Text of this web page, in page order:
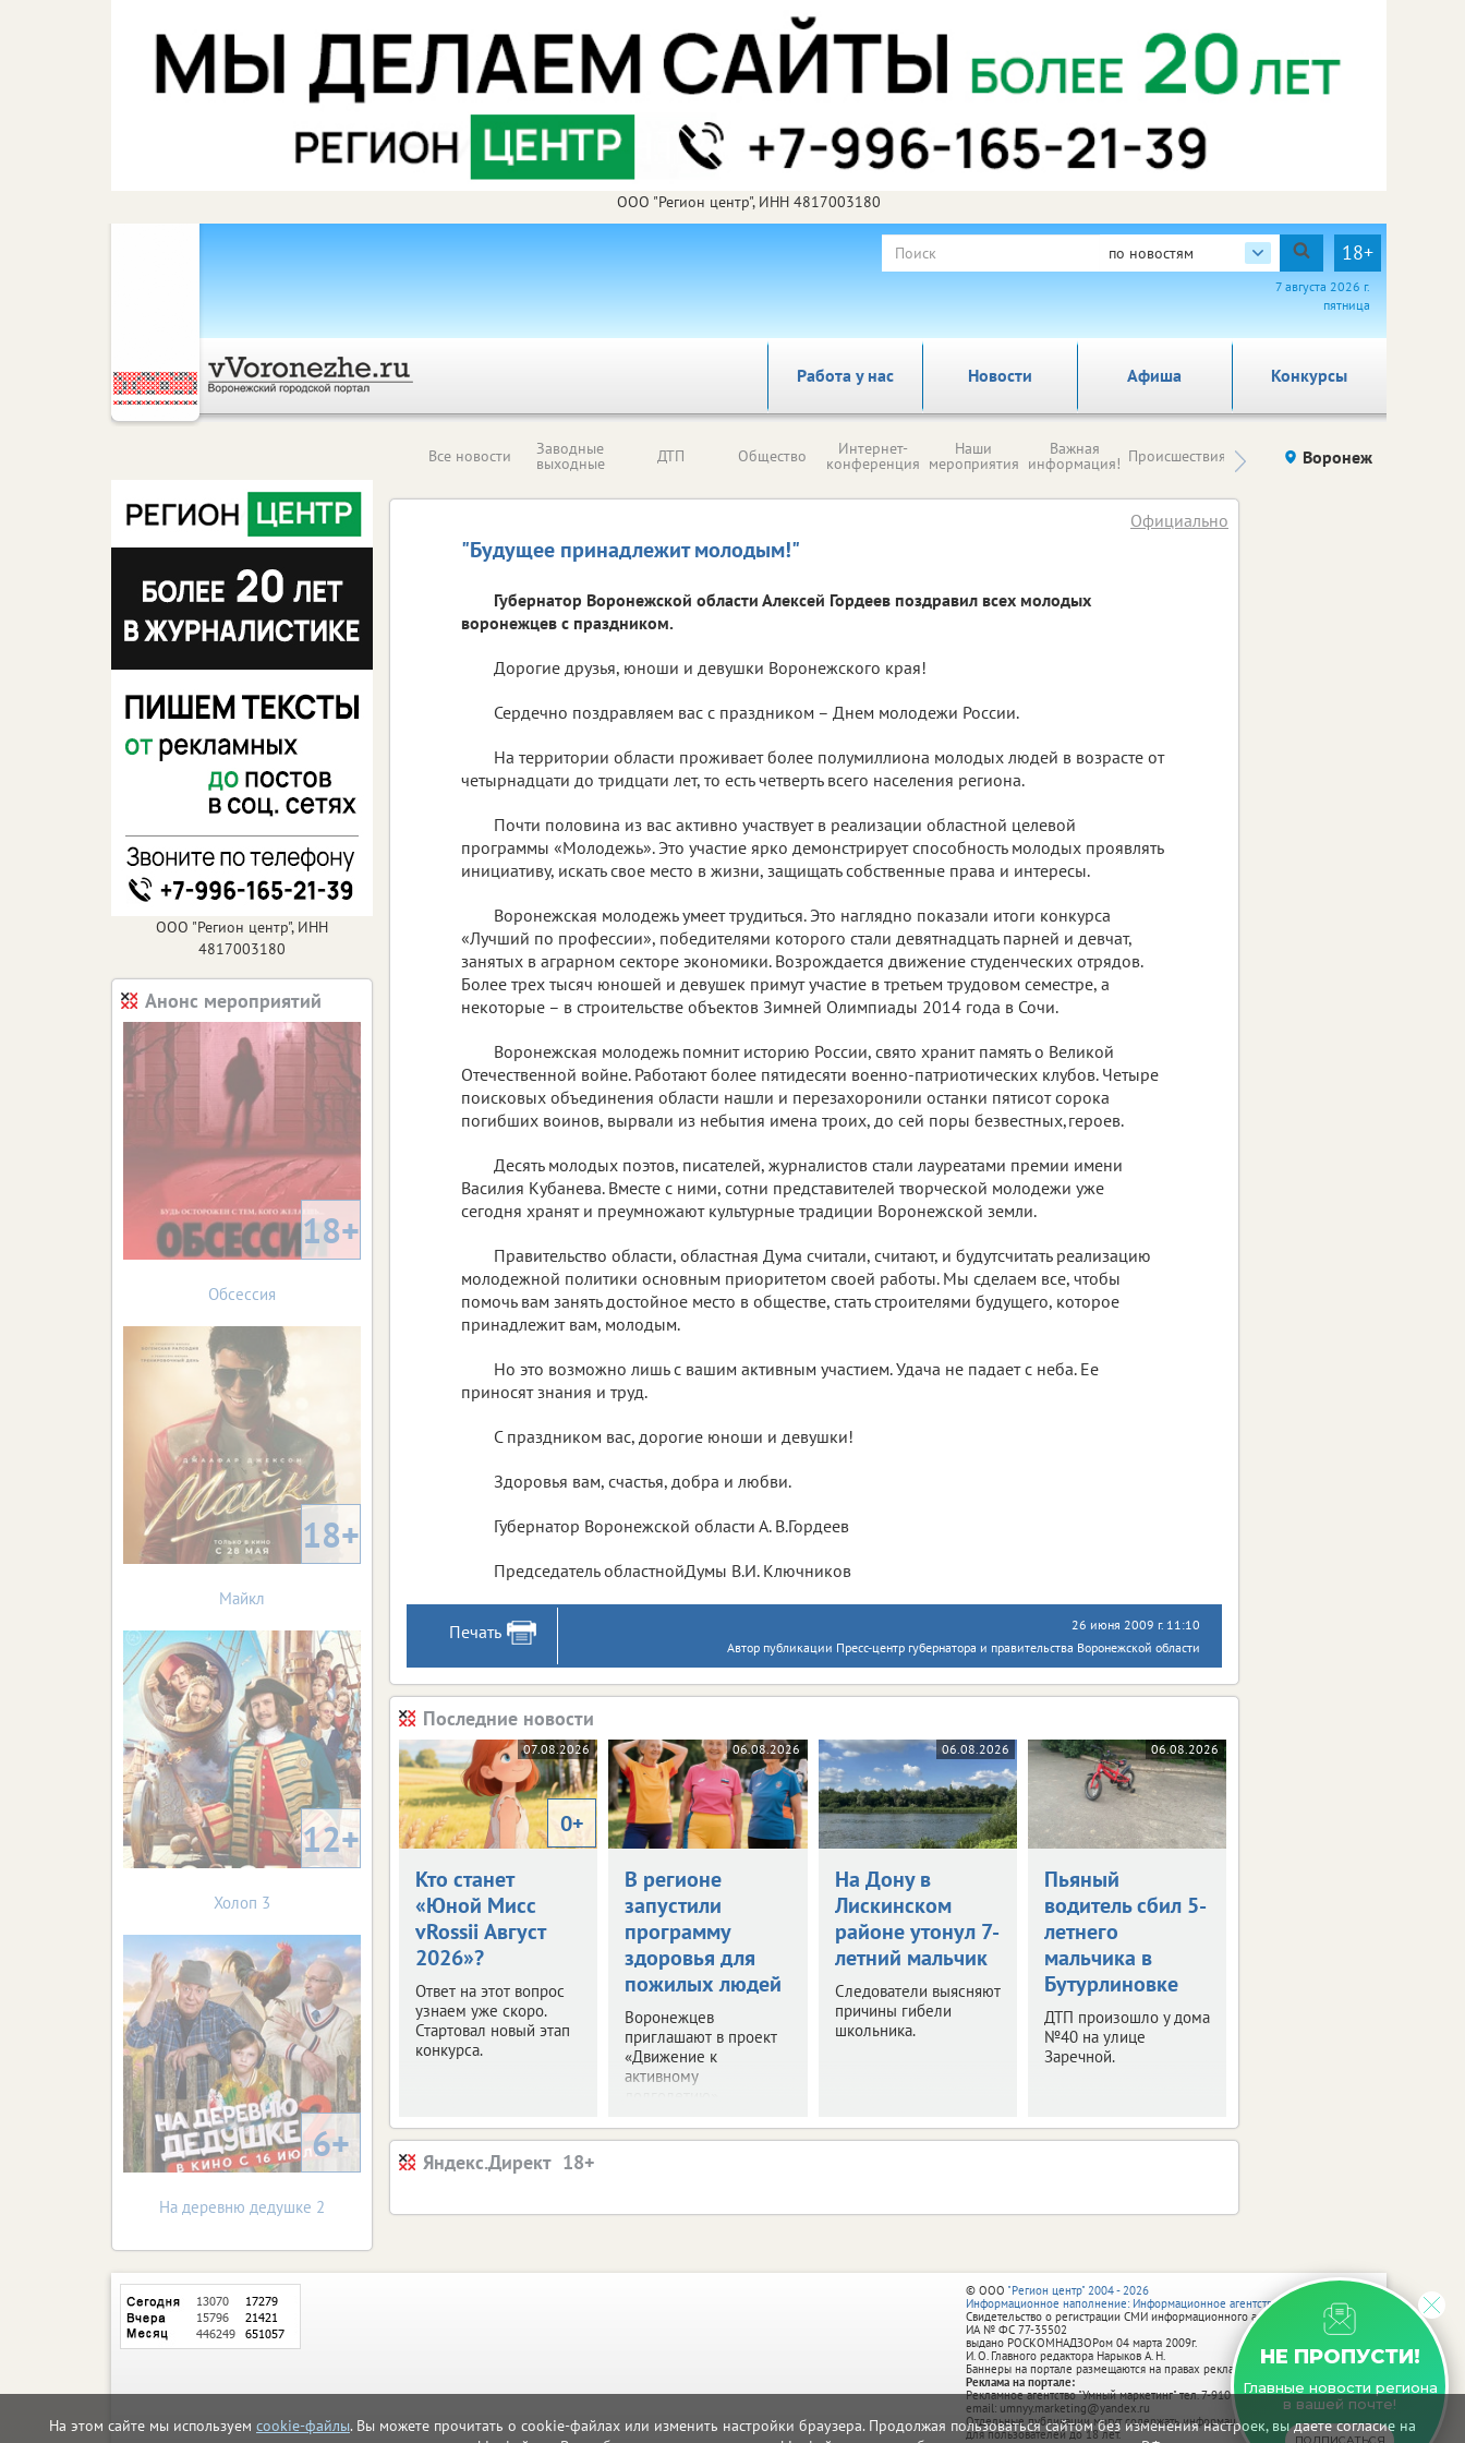
На этом сайте мы используем cookie-файлы. Вы можете прочитать о cookie-файлах или изменить настройки браузера. Продолжая пользоваться сайтом без изменения настроек, вы даете согласие на
ООО "Регион центр", ИНН 4817003180
по новостям 18+
7 августа 2026 г.
пятница
Работа у нас Новости Афиша Конкурсы
Все новости Заводные
выходные ДТП Общество Интернет-
конференция
Наши
мероприятия
Важная
информация! Происшествия Здоровье компаний (на
Воронеж
"Будущее принадлежит молодым!"
Официально
Губернатор Воронежской области Алексей Гордеев поздравил всех молодых
воронежцев с праздником.
Дорогие друзья, юноши и девушки Воронежского края!
Сердечно поздравляем вас с праздником – Днем молодежи России.
На территории области проживает более полумиллиона молодых людей в возрасте от
четырнадцати до тридцати лет, то есть четверть всего населения региона.
Почти половина из вас активно участвует в реализации областной целевой
программы «Молодежь». Это участие ярко демонстрирует способность молодых проявлять
инициативу, искать свое место в жизни, защищать собственные права и интересы.
Воронежская молодежь умеет трудиться. Это наглядно показали итоги конкурса
«Лучший по профессии», победителями которого стали девятнадцать парней и девчат,
занятых в аграрном секторе экономики. Возрождается движение студенческих отрядов.
Более трех тысяч юношей и девушек примут участие в третьем трудовом семестре, а
некоторые – в строительстве объектов Зимней Олимпиады 2014 года в Сочи.
Воронежская молодежь помнит историю России, свято хранит память о Великой
Отечественной войне. Работают более пятидесяти военно-патриотических клубов. Четыре
поисковых объединения области нашли и перезахоронили останки пятисот сорока
погибших воинов, вырвали из небытия имена троих, до сей поры безвестных,героев.
Десять молодых поэтов, писателей, журналистов стали лауреатами премии имени
Василия Кубанева. Вместе с ними, сотни представителей творческой молодежи уже
сегодня хранят и преумножают культурные традиции Воронежской земли.
Правительство области, областная Дума считали, считают, и будутсчитать реализацию
молодежной политики основным приоритетом своей работы. Мы сделаем все, чтобы
помочь вам занять достойное место в обществе, стать строителями будущего, которое
принадлежит вам, молодым.
Но это возможно лишь с вашим активным участием. Удача не падает с неба. Ее
приносят знания и труд.
С праздником вас, дорогие юноши и девушки!
Здоровья вам, счастья, добра и любви.
Губернатор Воронежской области А. В.Гордеев
Председатель областнойДумы В.И. Ключников
Печать
26 июня 2009 г. 11:10
Автор публикации Пресс-центр губернатора и правительства Воронежской области
Последние новости
07.08.2026
0+
Кто станет
«Юной Мисс
vRossii Август
2026»?
Ответ на этот вопрос
узнаем уже скоро.
Стартовал новый этап
конкурса.
06.08.2026
В регионе
запустили
программу
здоровья для
пожилых людей
Воронежцев
приглашают в проект
«Движение к
активному
06.08.2026
На Дону в
Лискинском
районе утонул 7-
летний мальчик
Следователи выясняют
причины гибели
школьника.
06.08.2026
Пьяный
водитель сбил 5-
летнего
мальчика в
Бутурлиновке
ДТП произошло у дома
№40 на улице
Заречной.
Яндекс.Директ
ООО "Регион центр", ИНН
4817003180
Анонс мероприятий
18+
Обсессия
18+
Майкл
12+
Холоп 3
6+
На деревню дедушке 2
НЕ ПРОПУСТИ!
Главные новости региона
в вашей почте!
© ООО "Регион центр" 2004 - 2026
Информационное наполнение: Информационное агентство vRossii.ru
Свидетельство о регистрации СМИ информационного агентства vRossii.ru
ИА № ФС 77‑35502
выдано РОСКОМНАДЗОРом 04 марта 2009г.
И. О. Главного редактора Нарыков А. Н.
Баннеры на портале размещаются на правах рекламы.
Реклама на портале:
Рекламное агентство "Умный маркетинг" тел. 7-910-267-70-40,
email: umnyy.marketing@yandex.ru
Отдельные публикации могут содержать информацию, не предназначенную
для пользователей до 18 лет.